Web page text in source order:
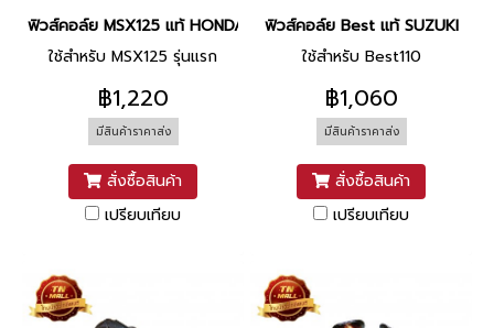
ฟิวส์คอล์ย MSX125 แท้ HONDA
ใช้สำหรับ MSX125 รุ่นแรก
฿1,220
มีสินค้าราคาส่ง
สั่งซื้อสินค้า
เปรียบเทียบ
ฟิวส์คอล์ย Best แท้ SUZUKI
ใช้สำหรับ Best110
฿1,060
มีสินค้าราคาส่ง
สั่งซื้อสินค้า
เปรียบเทียบ